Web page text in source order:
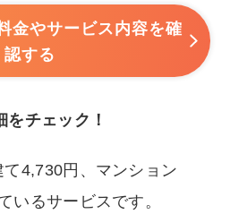
金やサービス内容を確
認する
チェック！
4,730円、マンション
いるサービスです。